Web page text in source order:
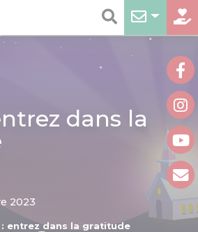
dans la
: entrez dans la gratitude
2023